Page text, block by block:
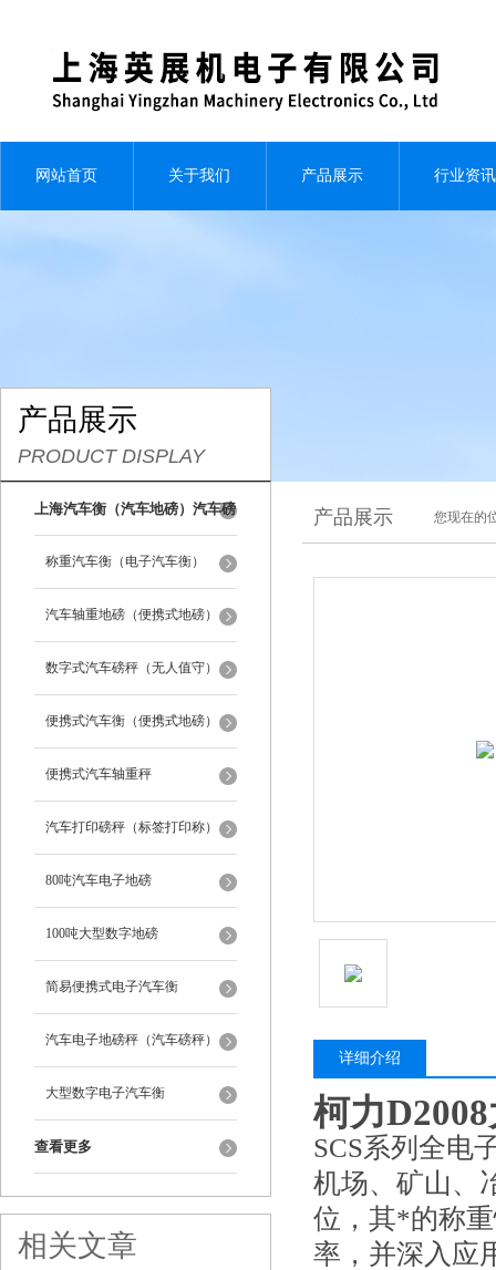
网站首页 关于我们 产品展示 行业资讯
产品展示
PRODUCT DISPLAY
上海汽车衡（汽车地磅）汽车磅
秤称重汽车衡（电子汽车衡）
汽车轴重地磅（便携式地磅）
数字式汽车磅秤（无人值守）
便携式汽车衡（便携式地磅）
便携式汽车轴重秤
汽车打印磅秤（标签打印称）
80吨汽车电子地磅
100吨大型数字地磅
简易便携式电子汽车衡
汽车电子地磅秤（汽车磅秤）
大型数字电子汽车衡
查看更多
相关文章
产品展示 您现在的
详细介绍
柯力
SCS系列全电
机场、矿山、
位，其*的称
率，并深入应